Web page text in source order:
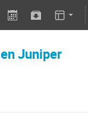
Juniper